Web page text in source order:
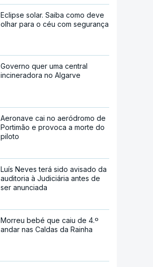
Eclipse solar. Saiba como deve
olhar para o céu com segurança
Governo quer uma central
incineradora no Algarve
Aeronave cai no aeródromo de
Portimão e provoca a morte do
piloto
Luís Neves terá sido avisado da
auditoria à Judiciária antes de
ser anunciada
Morreu bebé que caiu de 4.º
andar nas Caldas da Rainha